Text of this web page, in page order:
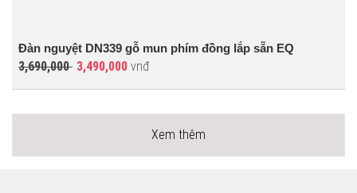
Đàn nguyệt DN339 gỗ mun phím đồng lắp sẵn EQ
3,690,000 3,490,000 vnđ
Xem thêm